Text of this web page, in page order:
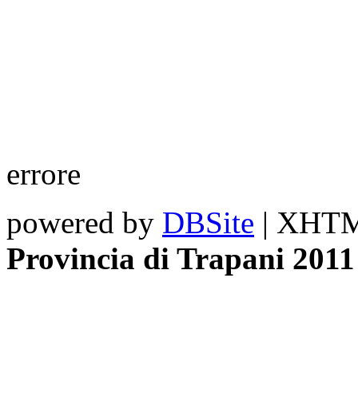
errore
powered by DBSite |
Provincia di Trapani 2011